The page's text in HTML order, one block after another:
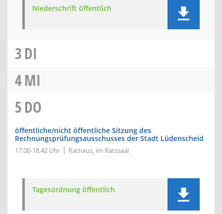
Niederschrift öffentlich
3DI
4MI
5DO
öffentliche/nicht öffentliche Sitzung des
Rechnungsprüfungsausschusses der Stadt Lüdenscheid
17:00-18:42 Uhr Rathaus, im Ratssaal
Tagesordnung öffentlich